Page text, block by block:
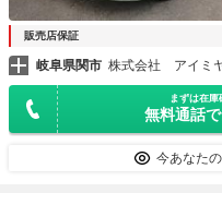
販売店保証
岐阜県関市 株式会社 アイミ
まずは在庫
無料通話
今あなた